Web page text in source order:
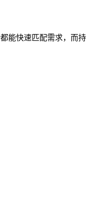
能快速匹配需求，而持